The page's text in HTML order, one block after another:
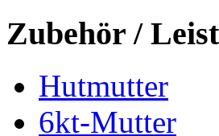
Zubehör /
Hutmutter
6kt-Mutter